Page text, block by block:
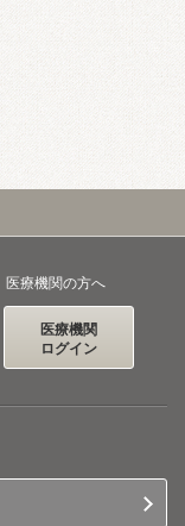
医療機関の方へ
医療機関
ログイン